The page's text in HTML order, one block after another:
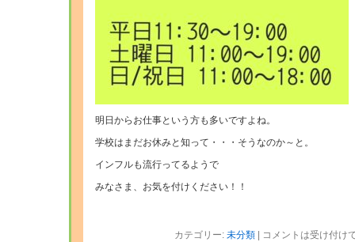
明日からお仕事という方も多いですよね。
学校はまだお休みと知って・・・そうなのか～と。
インフルも流行ってるようで
みなさま、お気を付けください！！
カテゴリー: 未分類| コメントは受け付け